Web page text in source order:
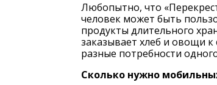
Любопытно, что
человек может быть
продукты длительного
заказывает хлеб и овощи
разные потребности
Сколько нужно